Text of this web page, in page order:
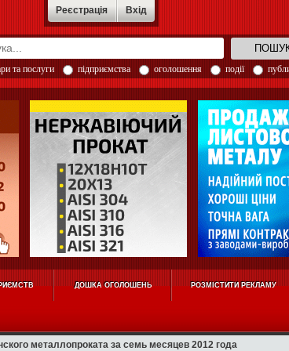
Реєстрація Вхід
та послуги підприємства оголошення події
ДОШКА ОГОЛОШЕНЬ РОЗМІСТИТИ РЕКЛАМУ
металлопроката за семь месяцев 2012 года